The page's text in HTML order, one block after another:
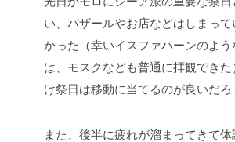
い、バザールやお店などはしまっ
かった（幸いイスファハーンのよ
は、モスクなども普通に拝観でき
け祭日は移動に当てるのが良いだろ
また、後半に疲れが溜まってきて